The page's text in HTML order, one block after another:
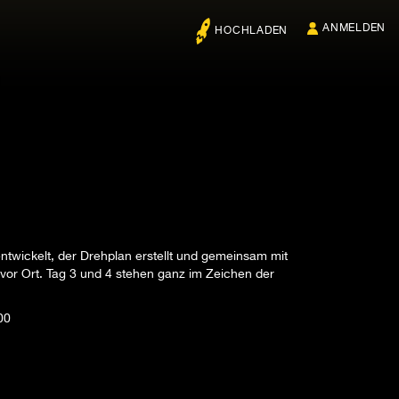
HOCHLADEN ANMELDEN
der Drehplan erstellt und gemeinsam mit
Ort. Tag 3 und 4 stehen ganz im Zeichen der